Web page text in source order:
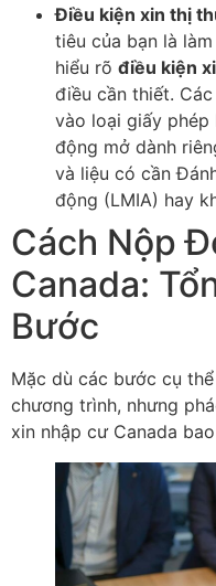
Điều kiện xin thị
tiêu của bạn là
hiểu rõ điều kiện
điều cần thiết.
vào loại giấy
động mở dành
và liệu có cần
động (LMIA) hay
Cách Nộp
Canada:
Bước
Mặc dù các bước cụ
chương trình, nhưng
xin nhập cư Canada